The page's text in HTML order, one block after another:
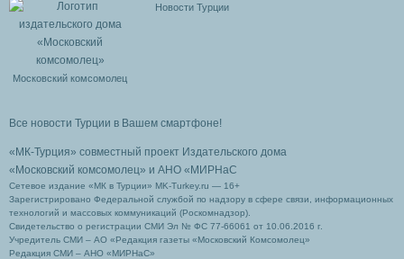
Московский комсомолец
Новости Турции
Все новости Турции в Вашем смартфоне!
«МК-Турция» совместный проект Издательского дома
«Московский комсомолец» и АНО «МИРНаС
Сетевое издание «МК в Турции» MK-Turkey.ru — 16+
Зарегистрировано Федеральной службой по надзору в сфере связи, информационных
технологий и массовых коммуникаций (Роскомнадзор).
Свидетельство о регистрации СМИ Эл № ФС 77-66061 от 10.06.2016 г.
Учредитель СМИ – АО «Редакция газеты «Московский Комсомолец»
Редакция СМИ – АНО «МИРНаС»